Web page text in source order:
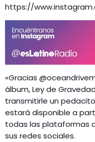
https://
«Gracias
álbum, Ley de
transmitirle un
estará disponible a
todas las plataformas
sus redes sociales.